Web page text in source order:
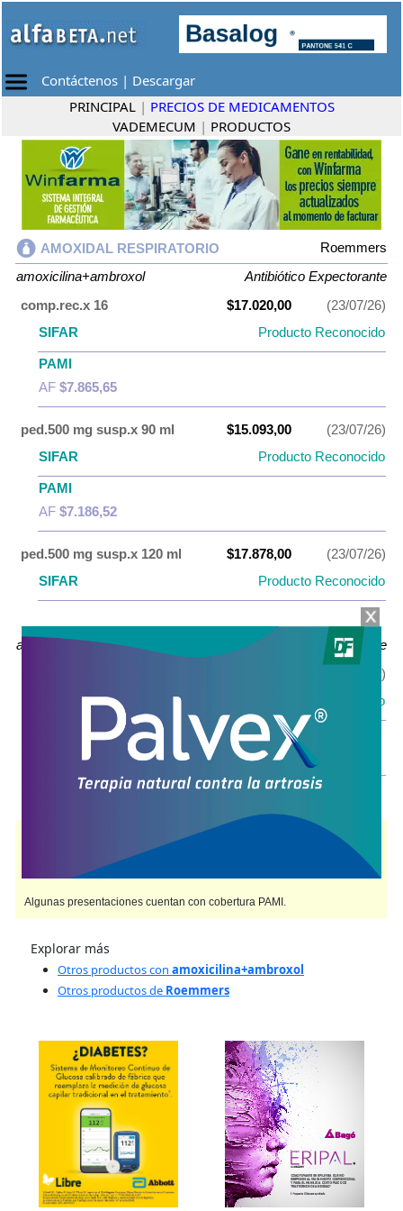
Contáctenos | Descargar
PRINCIPAL | PRECIOS DE MEDICAMENTOS
VADEMECUM | PRODUCTOS
AMOXIDAL RESPIRATORIO
Roemmers
amoxicilina+ambroxol
Antibiótico Expectorante
comp.rec.x 16
$17.020,00
(23/07/26)
SIFAR
Producto Reconocido
PAMI
AF $7.865,65
ped.500 mg susp.x 90 ml $15.093,00
(23/07/26)
SIFAR
Producto Reconocido
PAMI
AF $7.186,52
ped.500 mg susp.x 120 ml $17.878,00
(23/07/26)
SIFAR
Producto Reconocido
amoxicilina+bromhexina
Antibiótico Expectorante
(23/07/26)
Producto Reconocido
$5.003,50
contiene
amoxicilina+bromhexinay se indica como
. Es
producido porRoemmers
Algunas presentaciones cuentan con cobertura PAMI.
Explorar más
Otros productos con amoxicilina+ambroxol
Otros productos de Roemmers